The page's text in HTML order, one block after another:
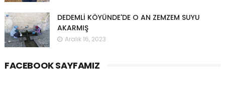
DEDEMLİ KÖYÜNDE'DE O AN ZEMZEM SUYU
AKARMIŞ
Aralık 16, 2023
FACEBOOK SAYFAMIZ